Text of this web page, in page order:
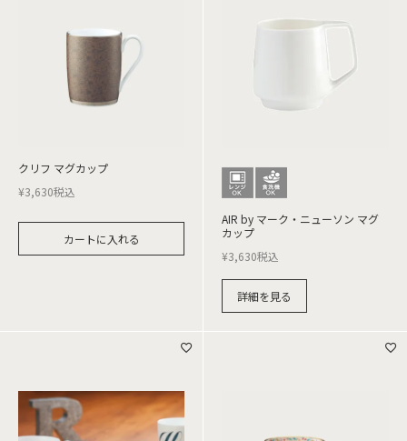
クリフ マグカップ
¥3,630税込
カートに入れる
AIR by マーク・ニューソン マグ
カップ
¥3,630税込
詳細を見る